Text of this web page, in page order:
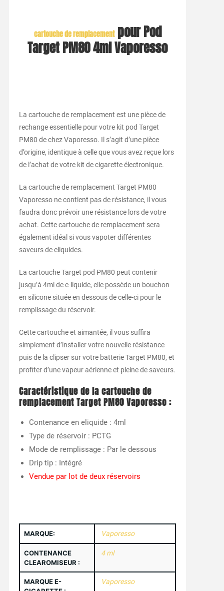
cartouche de remplacementpour Pod
Target PM80 4ml Vaporesso
La cartouche de remplacement est une pièce de
rechange essentielle pour votre kit pod Target
PM80 de chez Vaporesso. Il s’agit d’une pièce
d’origine, identique à celle que vous avez reçue lors
de l’achat de votre kit de cigarette électronique.
La cartouche de remplacement Target PM80
Vaporesso ne contient pas de résistance, il vous
faudra donc prévoir une résistance lors de votre
achat. Cette cartouche de remplacement sera
également idéal si vous vapoter différentes
saveurs de eliquides.
La cartouche Target pod PM80 peut contenir
jusqu’à 4ml de e-liquide, elle possède un bouchon
en silicone située en dessous de celle-ci pour le
remplissage du réservoir.
Cette cartouche et aimantée, il vous suffira
simplement d’installer votre nouvelle résistance
puis de la clipser sur votre batterie Target PM80, et
profiter d’une vapeur aérienne et pleine de saveurs.
Caractéristique de la cartouche de
remplacement Target PM80 Vaporesso :
Contenance en eliquide : 4ml
Type de réservoir : PCTG
Mode de remplissage : Par le dessous
Drip tip : Intégré
Vendue par lot de deux réservoirs
MARQUE: Vaporesso
CONTENANCE
CLEAROMISEUR :
4 ml
MARQUE E-
Vaporesso